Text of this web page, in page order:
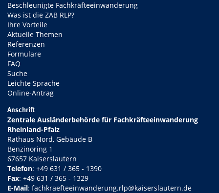
Beschleunigte Fachkräfteeinwanderung
Was ist die ZAB RLP?
Ihre Vorteile
Aktuelle Themen
Referenzen
Formulare
FAQ
Suche
Leichte Sprache
Online-Antrag
Anschrift
Zentrale Ausländerbehörde für Fachkräfteeinwanderung
Rheinland-Pfalz
Rathaus Nord, Gebäude B
Benzinoring 1
67657 Kaiserslautern
Telefon: +49 631 / 365 - 1390
Fax: +49 631 / 365 - 1329
E-Mail: fachkraefteeinwanderung.rlp@kaiserslautern.de